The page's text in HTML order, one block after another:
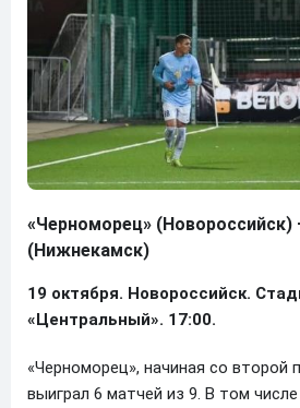
«Черноморец»
(Нижнекамск)
19 октября. Новороссийск.
«Центральный». 17:00.
«Черноморец», начиная со второй
выиграл 6 матчей из 9. В том числе